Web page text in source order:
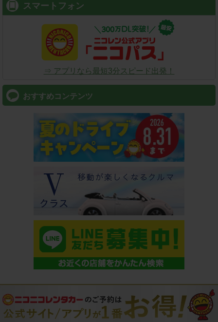
スマートフォン
⇒ アプリなら最短3分スピード出発！
おすすめコンテンツ